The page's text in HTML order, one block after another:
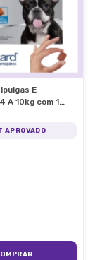
E
A 10kg com 1
APROVADO